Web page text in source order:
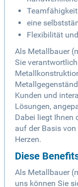
eine
Flexibilität
Als Metallbauer
Sie
Kunden und
Lösungen,
Dabei liegt Ihnen
auf der Basis
Herzen.
Diese
Als Metallbauer
uns können Sie